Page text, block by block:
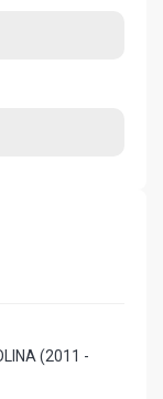
(2011 -